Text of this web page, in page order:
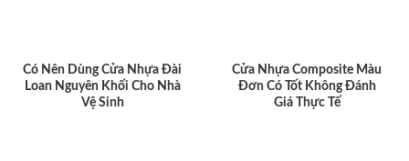
Có Nên Dùng Cửa Nhựa Đài
Loan Nguyên Khối Cho Nhà
Vệ Sinh
Cửa Nhựa Composite Màu
Đơn Có Tốt Không Đánh
Giá Thực Tế